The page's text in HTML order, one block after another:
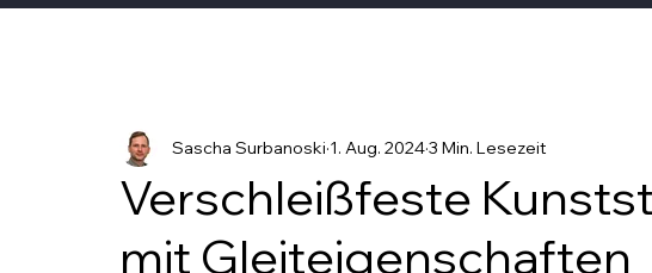
Verschleißfeste
mit Gleiteigenschaften
Sascha Surbanoski 1. Aug. 20243 Min. Lesezeit